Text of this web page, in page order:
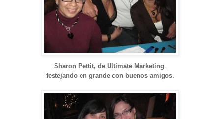
Sharon Pettit, de Ultimate Marketing,
festejando en grande con buenos amigos.